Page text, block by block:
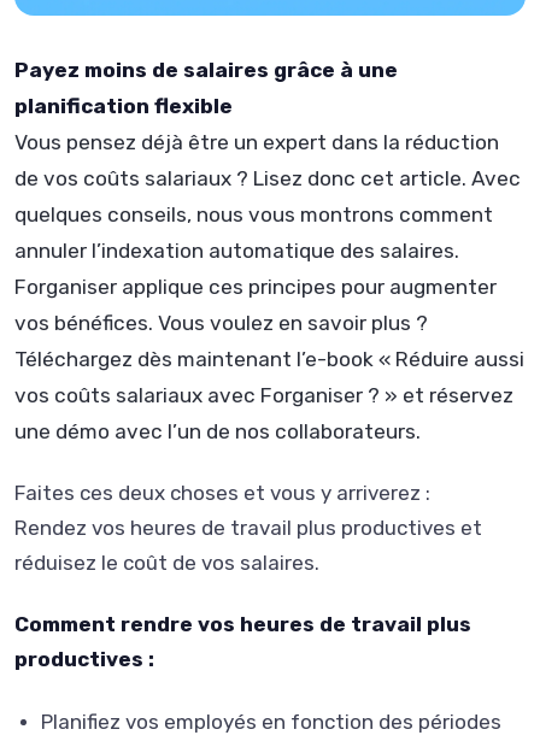
Payez moins de salaires grâce à une
planification flexible
Vous pensez déjà être un expert dans la réduction
de vos coûts salariaux ? Lisez donc cet article. Avec
quelques conseils, nous vous montrons comment
annuler l’indexation automatique des salaires.
Forganiser applique ces principes pour augmenter
vos bénéfices. Vous voulez en savoir plus ?
Téléchargez dès maintenant l’e-book « Réduire aussi
vos coûts salariaux avec Forganiser ? » et réservez
une démo avec l’un de nos collaborateurs.
Faites ces deux choses et vous y arriverez :
Rendez vos heures de travail plus productives et
réduisez le coût de vos salaires.
Comment rendre vos heures de travail plus
productives :
Planifiez vos employés en fonction des périodes